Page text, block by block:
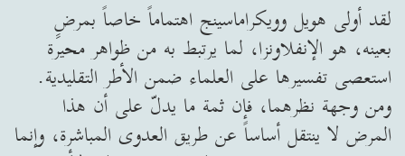
لقد أولى هويل وويكراماسينج اهتماماً خاصاً بمرضٍ
بعينه، هو الإنفلاونزا، لما يرتبط به من ظواهر محيرة
استعصى تفسيرها على العلماء ضمن الأطر التقليدية.
ومن وجهة نظرهما، فإن ثمة ما يدلّ على أن هذا
المرض لا ينتقل أساساً عن طريق العدوى المباشرة، وإنما